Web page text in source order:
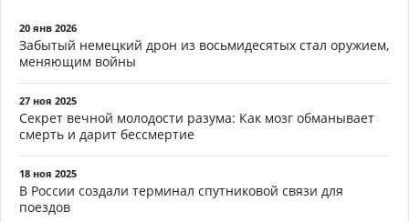
20 янв 2026
Забытый немецкий дрон из восьмидесятых стал оружием,
меняющим войны
27 ноя 2025
Секрет вечной молодости разума: Как мозг обманывает
смерть и дарит бессмертие
18 ноя 2025
В России создали терминал спутниковой связи для
поездов